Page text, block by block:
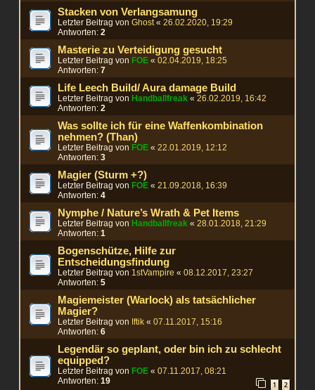
Stacken von Verlangsamung
Letzter Beitrag vonGhost«26.02.2020, 19:29
Antworten:2
Masterie zu Verteidigung gesucht
Letzter Beitrag von FOE «02.04.2019, 18:25
Antworten:7
Life Leech Build/ Aura damage Build
Letzter Beitrag von Handballfreak «26.02.2019, 16:42
Antworten:2
Was sollte ich für eine Waffenkombination
nehmen? (Than)
Letzter Beitrag von FOE «22.01.2019, 12:12
Antworten:3
Magier (Sturm +?)
Letzter Beitrag von FOE «21.09.2018, 16:39
Antworten:4
Nymphe / Nature’s Wrath & Pet Items
Letzter Beitrag von Handballfreak «28.01.2018, 21:29
Antworten:1
Bogenschütze, Hilfe zur
Entscheidungsfindung
Letzter Beitrag von 1stVampire «08.12.2017, 23:27
Antworten:5
Magiemeister (Warlock) als tatsächlicher
Magier?
Letzter Beitrag von Iftik «07.11.2017, 15:16
Antworten:6
Legendär so geplant, oder bin ich zu schlecht
equipped?
Letzter Beitrag von FOE «07.11.2017, 08:21
Antworten:19 1 2